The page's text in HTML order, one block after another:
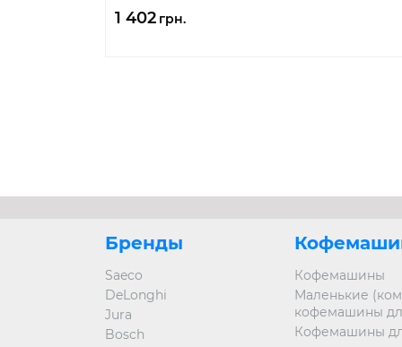
1 402 грн.
Бренды
Saeco
DeLonghi
Jura
Bosch
Кофемашины
Маленькие
кофемашины
Кофемашины